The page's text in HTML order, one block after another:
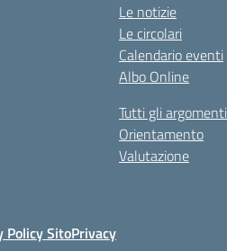
Le notizie
Le circolari
Calendario eventi
Albo Online
Tutti gli argomenti
Orientamento
Valutazione
Policy SitoPrivacy